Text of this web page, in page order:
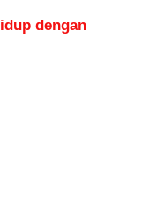
dengan